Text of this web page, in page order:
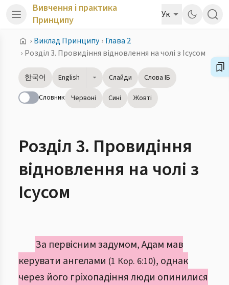
Вивчення і практика
Принципу
Ук
› Виклад Принципу › Глава 2
› Розділ 3. Провидіння відновлення на чолі з Ісусом
한국어 English Слайди
Слова ІБ
Словник Червоні Сині Жовті
Розділ 3. Провидіння
відновлення на чолі з
Ісусом
За первісним задумом, Адам мав
керувати ангелами (1 Кор. 6:10), однак
через його гріхопадіння люди опинилися